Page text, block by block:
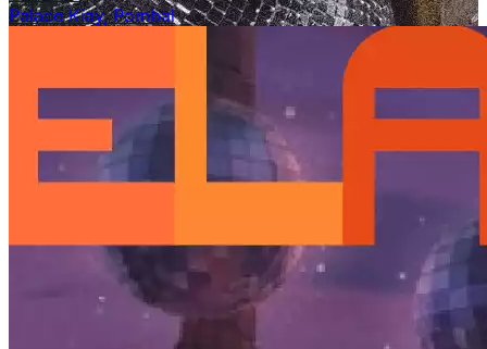
Palace Kiay, Pombal